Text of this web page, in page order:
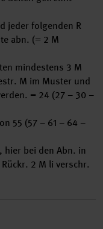
jeder folgenden R
abn. (= 2 M
mindestens 3 M
M im Muster und
= 24 (27 – 30 –
55 (57 – 61 – 64 –
hier bei den Abn. in
2 M li verschr.